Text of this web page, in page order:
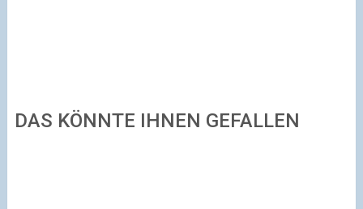
DAS KÖNNTE IHNEN GEFALLEN